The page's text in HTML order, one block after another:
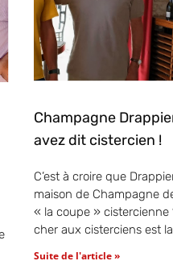
Champagne
avez dit cistercien !
C’est à croire que
maison de Champagne
« la coupe » cistercienne
cher aux cisterciens est la
Suite de l'article »